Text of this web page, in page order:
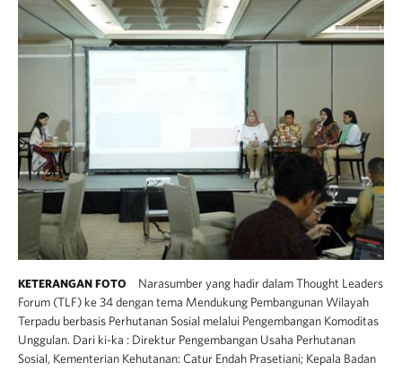
KETERANGAN FOTO
Narasumber yang hadir dalam Thought Leaders
Forum (TLF) ke 34 dengan tema Mendukung Pembangunan Wilayah
Terpadu berbasis Perhutanan Sosial melalui Pengembangan Komoditas
Unggulan. Dari ki-ka : Direktur Pengembangan Usaha Perhutanan
Sosial, Kementerian Kehutanan: Catur Endah Prasetiani; Kepala Badan